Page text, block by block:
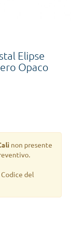
Elipse
Opaco
non presente
del